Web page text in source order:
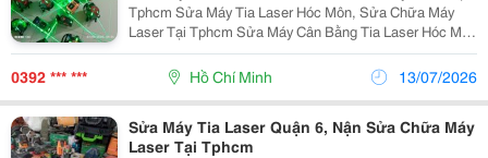
Tphcm Sửa Máy Tia Laser Hóc Môn, Sửa Chữa Máy
Laser Tại Tphcm Sửa Máy Cân Bằng Tia Laser Hóc Môn
Nhận Sửa Chữa Máy Cân Bằng Laser Hóc Môn Sửa
Chữa Máy Laser Hóc Môn Sửa Chữa Máy Laser...
0392 *** *** Hồ Chí Minh 13/07/2026
Sửa Máy Tia Laser Quận 6, Nận Sửa Chữa Máy
Laser Tại Tphcm